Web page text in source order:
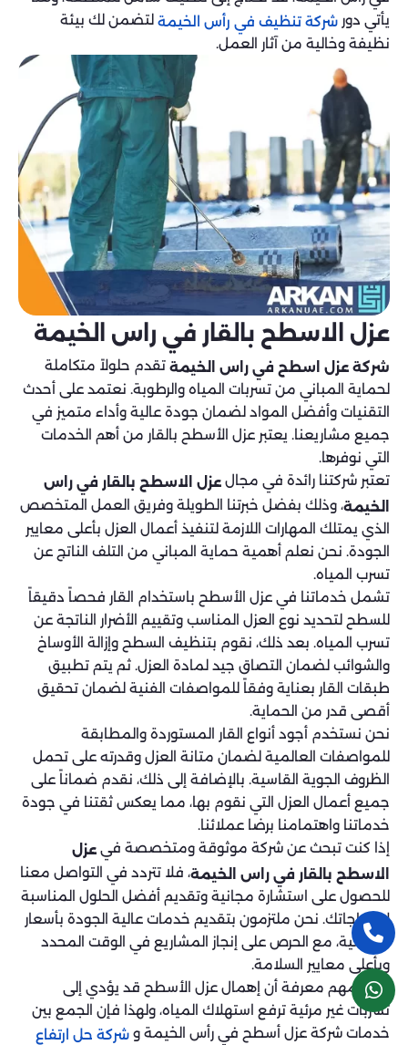
يأتي دور شركة تنظيف في رأس الخيمة لتضمن لك بيئة
نظيفة وخالية من آثار العمل.
عزل الاسطح بالقار في راس الخيمة
شركة عزل اسطح في راس الخيمة تقدم حلولاً متكاملة
لحماية المباني من تسربات المياه والرطوبة. نعتمد على أحدث
التقنيات وأفضل المواد لضمان جودة عالية وأداء متميز في
جميع مشاريعنا. يعتبر عزل الأسطح بالقار من أهم الخدمات
التي نوفرها.
تعتبر شركتنا رائدة في مجال عزل الاسطح بالقار في راس
الخيمة، وذلك بفضل خبرتنا الطويلة وفريق العمل المتخصص
الذي يمتلك المهارات اللازمة لتنفيذ أعمال العزل بأعلى معايير
الجودة. نحن نعلم أهمية حماية المباني من التلف الناتج عن
تسرب المياه.
تشمل خدماتنا في عزل الأسطح باستخدام القار فحصاً دقيقاً
للسطح لتحديد نوع العزل المناسب وتقييم الأضرار الناتجة عن
تسرب المياه. بعد ذلك، نقوم بتنظيف السطح وإزالة الأوساخ
والشوائب لضمان التصاق جيد لمادة العزل. ثم يتم تطبيق
طبقات القار بعناية وفقاً للمواصفات الفنية لضمان تحقيق
أقصى قدر من الحماية.
نحن نستخدم أجود أنواع القار المستوردة والمطابقة
للمواصفات العالمية لضمان متانة العزل وقدرته على تحمل
الظروف الجوية القاسية. بالإضافة إلى ذلك، نقدم ضماناً على
جميع أعمال العزل التي نقوم بها، مما يعكس ثقتنا في جودة
خدماتنا واهتمامنا برضا عملائنا.
إذا كنت تبحث عن شركة موثوقة ومتخصصة في عزل
الاسطح بالقار في راس الخيمة، فلا تتردد في التواصل معنا
للحصول على استشارة مجانية وتقديم أفضل الحلول المناسبة
لاحتياجاتك. نحن ملتزمون بتقديم خدمات عالية الجودة بأسعار
تنافسية، مع الحرص على إنجاز المشاريع في الوقت المحدد
وبأعلى معايير السلامة.
من المهم معرفة أن إهمال عزل الأسطح قد يؤدي إلى
تسربات غير مرئية ترفع استهلاك المياه، ولهذا فإن الجمع بين
خدمات شركة عزل أسطح في رأس الخيمة و شركة حل ارتفاع